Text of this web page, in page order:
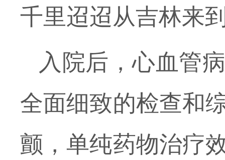
千里迢迢从吉林来
入院后，心血管
全面细致的检查和
颤，单纯药物治疗